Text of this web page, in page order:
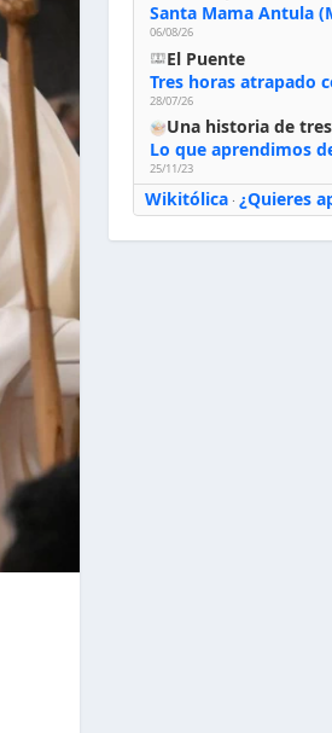
06/08/26
El Puente
28/07/26
Una historia de tres
25/11/23
Wikitólica· ¿Quieres